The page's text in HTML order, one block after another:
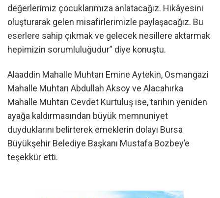
değerlerimiz çocuklarımıza anlatacağız. Hikâyesini
oluşturarak gelen misafirlerimizle paylaşacağız. Bu
eserlere sahip çıkmak ve gelecek nesillere aktarmak
hepimizin sorumluluğudur” diye konuştu.
Alaaddin Mahalle Muhtarı Emine Aytekin, Osmangazi
Mahalle Muhtarı Abdullah Aksoy ve Alacahırka
Mahalle Muhtarı Cevdet Kurtuluş ise, tarihin yeniden
ayağa kaldırmasından büyük memnuniyet
duyduklarını belirterek emeklerin dolayı Bursa
Büyükşehir Belediye Başkanı Mustafa Bozbey’e
teşekkür etti.